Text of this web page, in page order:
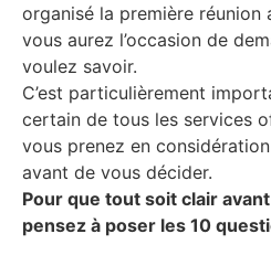
organisé la première réunion
vous aurez l’occasion de
voulez savoir.
C’est particulièrement
certain de tous les services
vous prenez en
avant de vous décider.
Pour que tout soit clair
pensez à poser les 10